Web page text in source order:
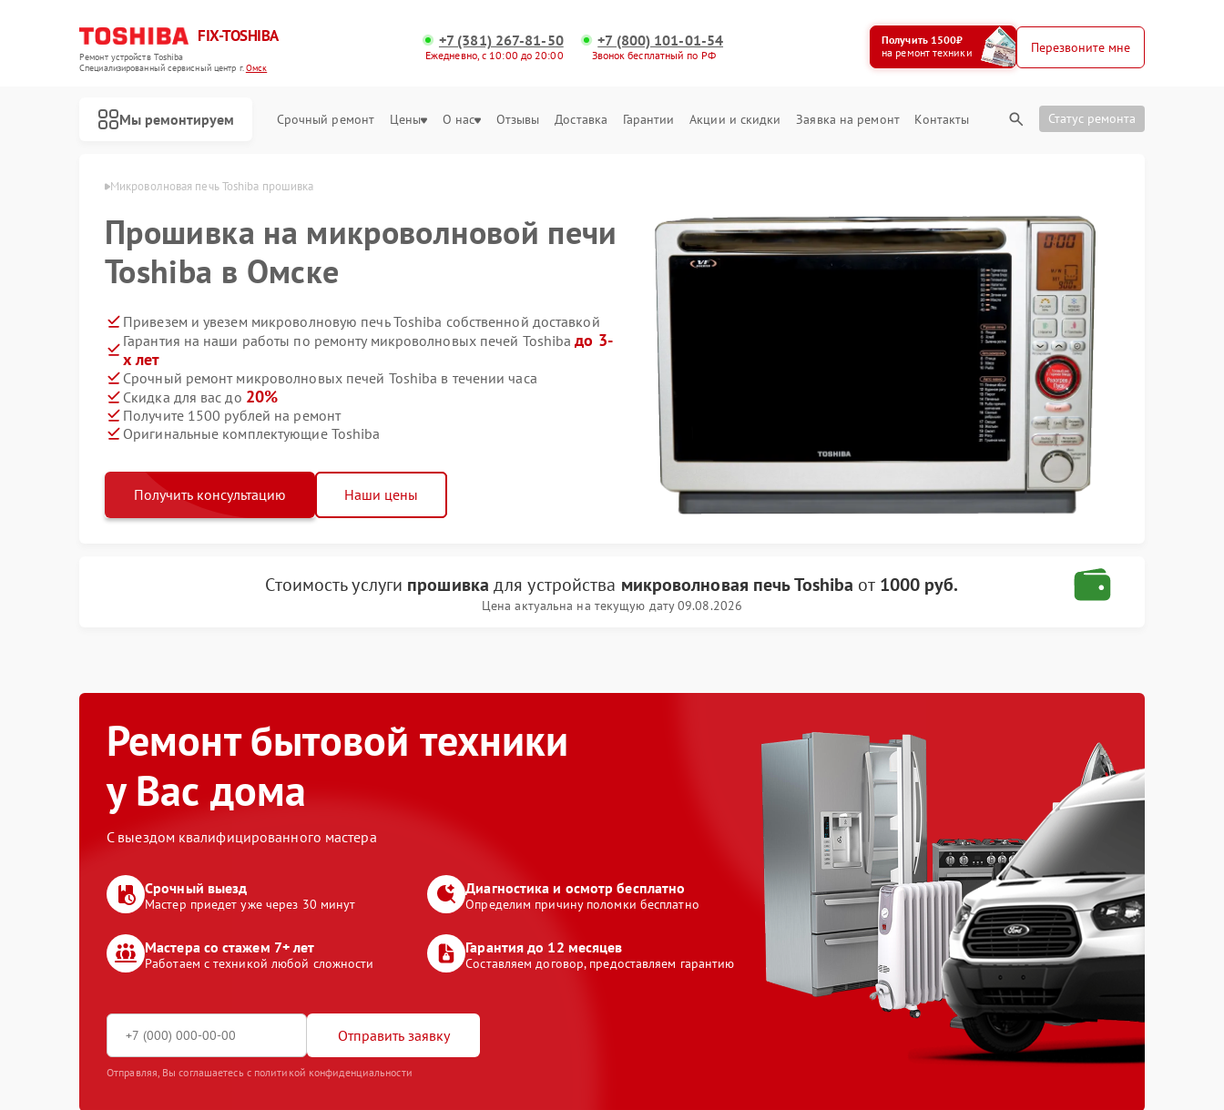
FIX-TOSHIBA
Ремонт устройств Toshiba
Специализированный cервисный центр г.Омск
+7 (381) 267-81-50
Ежедневно, с 10:00 до 20:00
+7 (800) 101-01-54
Звонок бесплатный по РФ
Получить 1500₽
на ремонт техники
Перезвоните мне
Мы ремонтируем Срочный ремонт Цены О нас Отзывы Доставка Гарантии Акции и скидки Заявка на ремонт Контакты Статус ремонта
Микроволновая печь Toshiba прошивка
Прошивка на микроволновой печи
Toshiba в Омске
Привезем и увезем микроволновую печь Toshiba собственной доставкой
Гарантия на наши работы по ремонту микроволновых печей Toshibaдо 3-
х лет
Срочный ремонт микроволновых печей Toshiba в течении часа
Скидка для вас до 20%
Получите 1500 рублей на ремонт
Оригинальные комплектующие Toshiba
Получить консультацию Наши цены
Стоимость услуги прошивка для устройства микроволновая печь Toshiba от 1000 руб.
Цена актуальна на текущую дату 09.08.2026
Ремонт бытовой техники
у Вас дома
С выездом квалифицированного мастера
Срочный выезд
Мастер приедет уже через 30 минут
Диагностика и осмотр бесплатно
Определим причину поломки бесплатно
Мастера со стажем 7+ лет
Работаем с техникой любой сложности
Гарантия до 12 месяцев
Составляем договор, предоставляем гарантию
Отправить заявку
Отправляя, Вы соглашаетесь с политикой конфиденциальности